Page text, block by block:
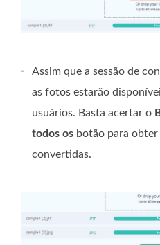
-
Assim que a sessão de
as fotos estarão
usuários. Basta acertar o
todos os botão para
convertidas.